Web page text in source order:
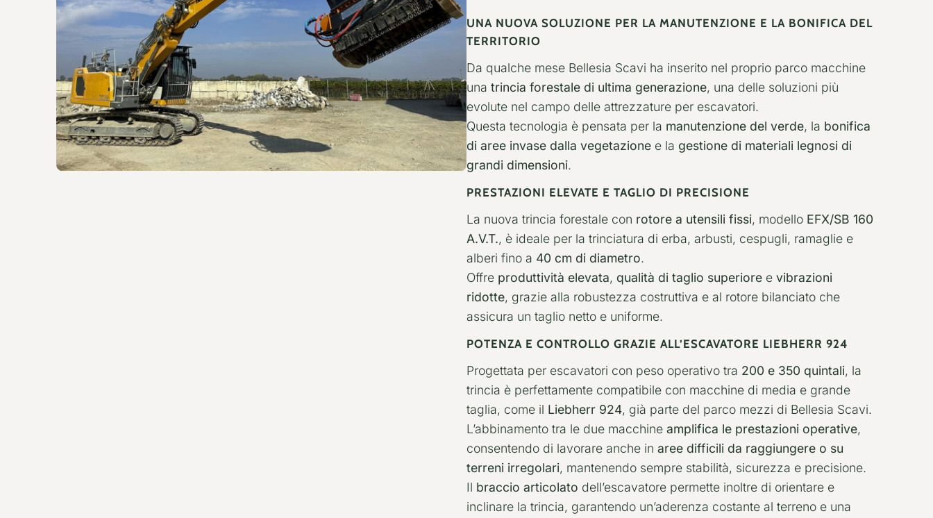
UNA NUOVA SOLUZIONE PER LA MANUTENZIONE E LA BONIFICA DEL
TERRITORIO
Da qualche mese Bellesia Scavi ha inserito nel proprio parco macchine
una trincia forestale di ultima generazione, una delle soluzioni più
evolute nel campo delle attrezzature per escavatori.
Questa tecnologia è pensata per la manutenzione del verde, la bonifica
di aree invase dalla vegetazione e la gestione di materiali legnosi di
grandi dimensioni.
PRESTAZIONI ELEVATE E TAGLIO DI PRECISIONE
La nuova trincia forestale con rotore a utensili fissi, modello EFX/SB 160
A.V.T., è ideale per la trinciatura di erba, arbusti, cespugli, ramaglie e
alberi fino a 40 cm di diametro.
Offre produttività elevata, qualità di taglio superiore e vibrazioni
ridotte, grazie alla robustezza costruttiva e al rotore bilanciato che
assicura un taglio netto e uniforme.
POTENZA E CONTROLLO GRAZIE ALL’ESCAVATORE LIEBHERR 924
Progettata per escavatori con peso operativo tra 200 e 350 quintali, la
trincia è perfettamente compatibile con macchine di media e grande
taglia, come il Liebherr 924, già parte del parco mezzi di Bellesia Scavi.
L’abbinamento tra le due macchine amplifica le prestazioni operative,
consentendo di lavorare anche in aree difficili da raggiungere o su
terreni irregolari, mantenendo sempre stabilità, sicurezza e precisione.
Il braccio articolato dell’escavatore permette inoltre di orientare e
inclinare la trincia, garantendo un’aderenza costante al terreno e una